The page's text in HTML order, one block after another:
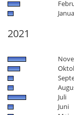
2021
Juli
Juni